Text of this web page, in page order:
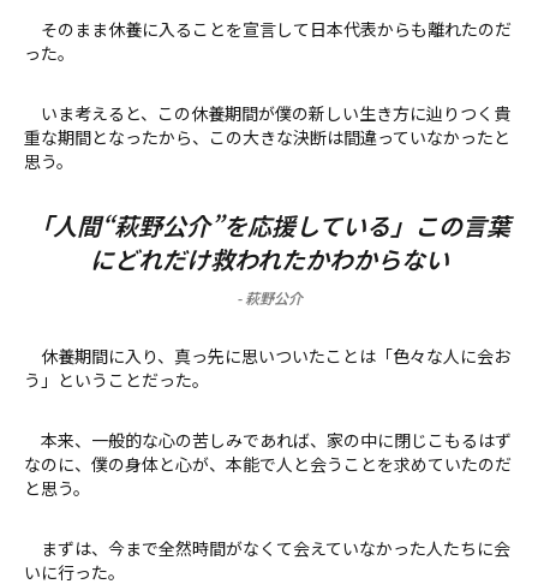
そのまま休養に入ることを宣言して日本代表からも離れたのだ
った。
いま考えると、この休養期間が僕の新しい生き方に辿りつく貴
重な期間となったから、この大きな決断は間違っていなかったと
思う。
「人間“萩野公介”を応援している」この言葉
にどれだけ救われたかわからない
-萩野公介
休養期間に入り、真っ先に思いついたことは「色々な人に会お
う」ということだった。
本来、一般的な心の苦しみであれば、家の中に閉じこもるはず
なのに、僕の身体と心が、本能で人と会うことを求めていたのだ
と思う。
まずは、今まで全然時間がなくて会えていなかった人たちに会
いに行った。